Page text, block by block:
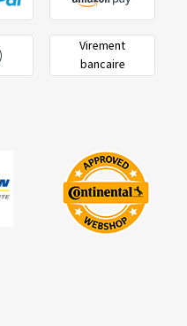
Virement
bancaire